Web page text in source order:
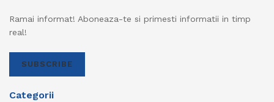
Ramai informat! Aboneaza-te si primesti informatii in timp
real!
SUBSCRIBE
Categorii